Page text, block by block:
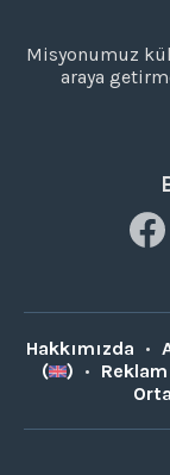
Misyonumuz
araya
Hakkımızda •
(
) •